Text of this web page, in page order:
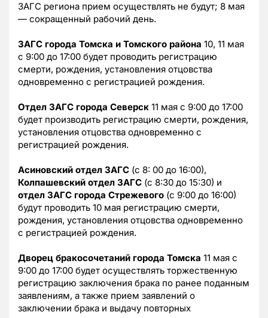
ЗАГС региона прием осуществлять не будут; 8 мая
— сокращенный рабочий день.
ЗАГС города Томска и Томского района 10, 11 мая
с 9:00 до 17:00 будет проводить регистрацию
смерти, рождения, установления отцовства
одновременно с регистрацией рождения.
Отдел ЗАГС города Северск 11 мая с 9:00 до 17:00
будет производить регистрацию смерти, рождения,
установления отцовства одновременно с
регистрацией рождения.
Асиновский отдел ЗАГС (с 8: 00 до 16:00),
Колпашевский отдел ЗАГС (с 8:30 до 15:30) и
отдел ЗАГС города Стрежевого (с 9:00 до 16:00)
будут проводить 10 мая регистрацию смерти,
рождения, установления отцовства одновременно
с регистрацией рождения.
Дворец бракосочетаний города Томска 11 мая с
9:00 до 17:00 будет осуществлять торжественную
регистрацию заключения брака по ранее поданным
заявлениям, а также прием заявлений о
заключении брака и выдачу повторных